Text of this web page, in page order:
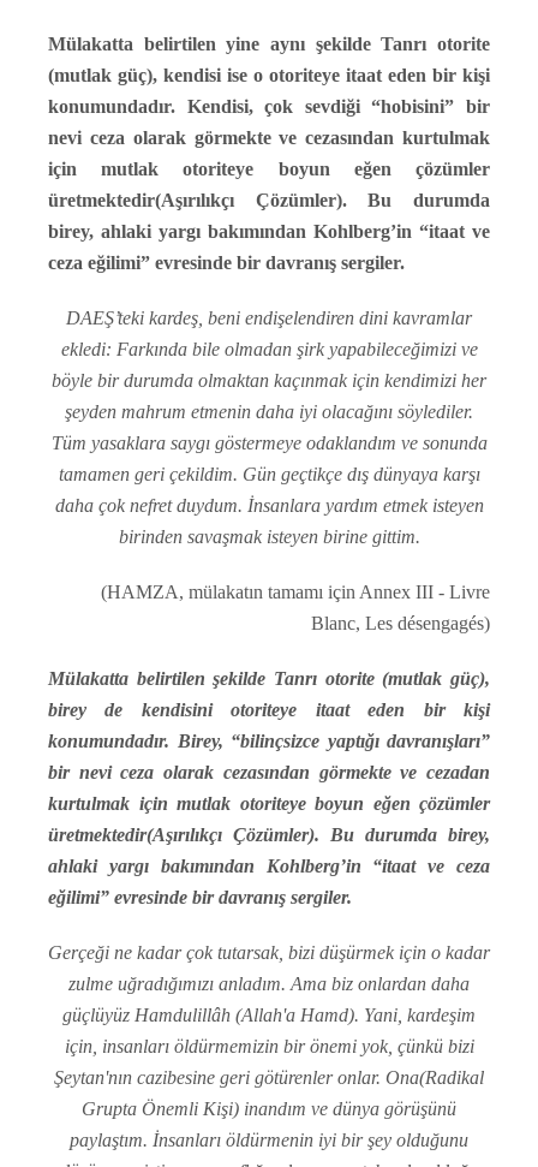
Mülakatta belirtilen yine aynı şekilde Tanrı otorite
(mutlak güç), kendisi ise o otoriteye itaat eden bir kişi
konumundadır. Kendisi, çok sevdiği “hobisini” bir
nevi ceza olarak görmekte ve cezasından kurtulmak
için mutlak otoriteye boyun eğen çözümler
üretmektedir(Aşırılıkçı Çözümler). Bu durumda
birey, ahlaki yargı bakımından Kohlberg’in “itaat ve
ceza eğilimi” evresinde bir davranış sergiler.
DAEŞ’teki kardeş, beni endişelendiren dini kavramlar
ekledi: Farkında bile olmadan şirk yapabileceğimizi ve
böyle bir durumda olmaktan kaçınmak için kendimizi her
şeyden mahrum etmenin daha iyi olacağını söylediler.
Tüm yasaklara saygı göstermeye odaklandım ve sonunda
tamamen geri çekildim. Gün geçtikçe dış dünyaya karşı
daha çok nefret duydum. İnsanlara yardım etmek isteyen
birinden savaşmak isteyen birine gittim.
(HAMZA, mülakatın tamamı için Annex III - Livre
Blanc, Les désengagés)
Mülakatta belirtilen şekilde Tanrı otorite (mutlak güç),
birey de kendisini otoriteye itaat eden bir kişi
konumundadır. Birey, “bilinçsizce yaptığı davranışları”
bir nevi ceza olarak cezasından görmekte ve cezadan
kurtulmak için mutlak otoriteye boyun eğen çözümler
üretmektedir(Aşırılıkçı Çözümler). Bu durumda birey,
ahlaki yargı bakımından Kohlberg’in “itaat ve ceza
eğilimi” evresinde bir davranış sergiler.
Gerçeği ne kadar çok tutarsak, bizi düşürmek için o kadar
zulme uğradığımızı anladım. Ama biz onlardan daha
güçlüyüz Hamdulillâh (Allah'a Hamd). Yani, kardeşim
için, insanları öldürmemizin bir önemi yok, çünkü bizi
Şeytan'nın cazibesine geri götürenler onlar. Ona(Radikal
Grupta Önemli Kişi) inandım ve dünya görüşünü
paylaştım. İnsanları öldürmenin iyi bir şey olduğunu